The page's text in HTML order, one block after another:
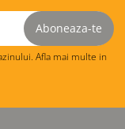
Afla mai multe in